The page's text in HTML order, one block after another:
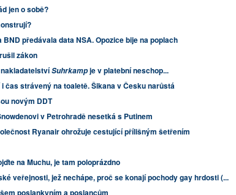
jen o sobě?
BND předávala data NSA. Opozice bije na poplach
zákon
Suhrkampje v platební neschop...
čas strávený na toaletě. Šikana v Česku narůstá
novým DDT
v Petrohradě nesetká s Putinem
Ryanair ohrožuje cestující přílišným šetřením
na Muchu, je tam poloprázdno
veřejnosti, jež nechápe, proč se konají pochody gay hrdosti (...
poslankyním a poslancům